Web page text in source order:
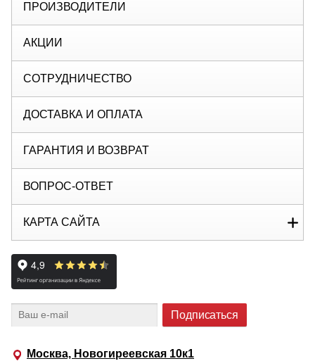
Москва, Новогиреевская 10к1
ПРОИЗВОДИТЕЛИ
АКЦИИ
СОТРУДНИЧЕСТВО
ДОСТАВКА И ОПЛАТА
ГАРАНТИЯ И ВОЗВРАТ
ВОПРОС-ОТВЕТ
КАРТА САЙТА